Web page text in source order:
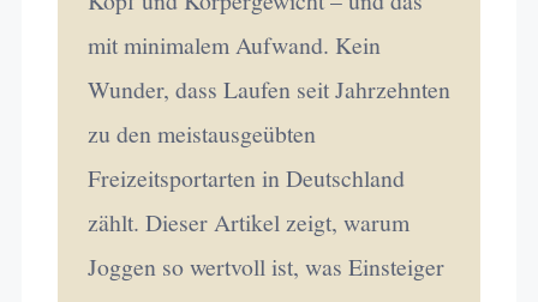
mit minimalem Aufwand. Kein
Wunder, dass Laufen seit Jahrzehnten
zu den meistausgeübten
Freizeitsportarten in Deutschland
zählt. Dieser Artikel zeigt, warum
Joggen so wertvoll ist, was Einsteiger